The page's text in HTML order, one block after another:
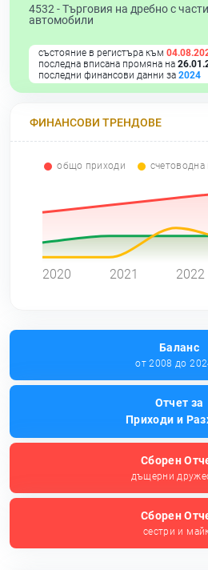
4532 -Търговия на дребно с
автомобили
състояние в регистъра към
последна вписана промяна на
последни финансови данни за 2024
ФИНАНСОВИ ТРЕНДОВЕ
общо приходи счетоводна
2020 2021 2022
Баланс
от 2008 до
Отчет за
Приходи и
Сборен
дъщерни
Сборен
сестри и